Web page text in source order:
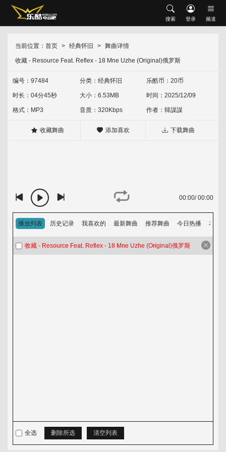
搜索 登录 频道
搜索
外文舞曲 沈风外文 外网资源 经典怀旧 HOUSE Electro
排行榜
音乐上传人
音乐发布区
会员中心 修改资料
升级VIP 我喜欢的 下载记录
当前位置： 首页 经典怀旧 舞曲详情
收藏 - Resource Feat. Reflex - 18 Mne Uzhe (Original)俄罗斯
编号：97484 分类： 经典怀旧 乐酷币：20币
时长：04分45秒 大小：6.53MB 时间：2025/12/09
格式：MP3 音质：320Kbps 作者：韓謀謀
收藏舞曲 添加喜欢 下载舞曲
00:00/00:00
播放列表 历史记录 我喜欢的 最新舞曲 推荐舞曲 今日热播 本周
收藏 - Resource Feat. Reflex - 18 Mne Uzhe (Original)俄罗斯
全选 删除所选 清空列表